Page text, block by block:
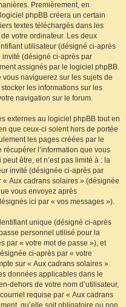
Premièrement, en
phpBB créera un certain
textes téléchargés dans les
votre ordinateur. Les deux
utilisateur (désigné ci-après
(désigné ci-après par
assignés par le logiciel phpBB.
naviguerez sur les sujets de
les informations sur les
navigation sur le forum.
externes au logiciel phpBB tout en
que ceux-ci soient hors de portée
les pages créées par le
l’information que vous
être, et n’est pas limité à : la
invité (désignée ci-après par
« Aux cadrans solaires » (désignée
vous envoyez après
ici par « vos messages »).
unique (désigné ci-après
personnel utilisé pour la
par « votre mot de passe »), et
ci-après par « votre
sur « Aux cadrans solaires »
données applicables dans le
dehors de votre nom d’utilisateur,
requise par « Aux cadrans